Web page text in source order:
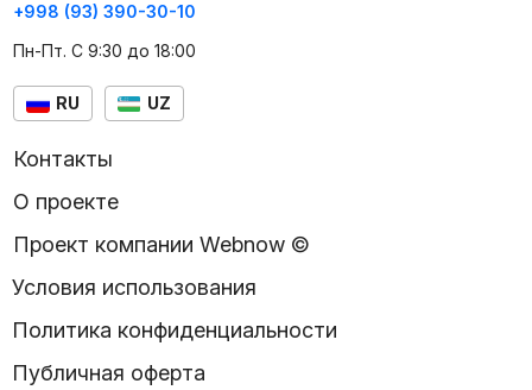
+998 (93) 390-30-10
Пн-Пт. С 9:30 до 18:00
RU UZ
Контакты
О проекте
Проект компании Webnow ©
Условия использования
Политика конфиденциальности
Публичная оферта